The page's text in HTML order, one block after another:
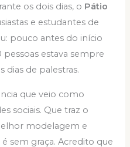
os dois dias, o Pátio
e estudantes de
pouco antes do início
pessoas estava sempre
dias de palestras.
que veio como
sociais. Que traz o
modelagem e
sem graça. Acredito que